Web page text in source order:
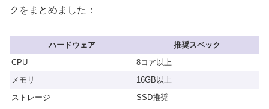
クをまとめました：
ハードウェア
推奨スペック
CPU
8コア以上
メモリ
16GB以上
ストレージ
SSD推奨